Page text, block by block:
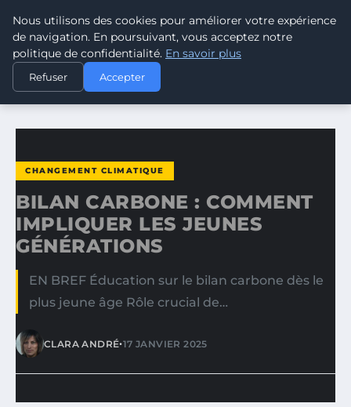
CLIMATE RESPONSE BLOG
ACCUEIL
CHANGEMENT CLIMATIQUE
BILAN CARBONE : COMMENT IMPLIQUER LES JEUNES…
CHANGEMENT CLIMATIQUE
BILAN CARBONE : COMMENT
IMPLIQUER LES JEUNES
GÉNÉRATIONS
EN BREF Éducation sur le bilan carbone dès le
plus jeune âge Rôle crucial de…
CLARA ANDRÉ•17 JANVIER 2025
Nous utilisons des cookies pour améliorer votre expérience
de navigation. En poursuivant, vous acceptez notre
politique de confidentialité. En savoir plus
Refuser Accepter